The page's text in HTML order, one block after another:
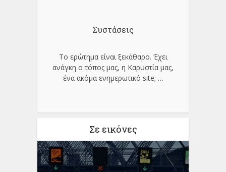
Συστάσεις
Το ερώτημα είναι ξεκάθαρο. Έχει
ανάγκη ο τόπος μας, η Καρυστία μας,
ένα ακόμα ενημερωτικό site; …
Σε εικόνες